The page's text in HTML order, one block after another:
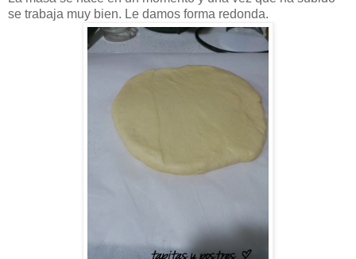
se trabaja muy bien. Le damos forma redonda.